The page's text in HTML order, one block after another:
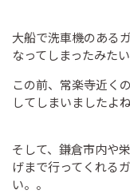
大船で洗車機のある
なってしまったみたい
この前、常楽寺近く
してしまいましたよね
そして、鎌倉市内や
げまで行ってくれる
い。。